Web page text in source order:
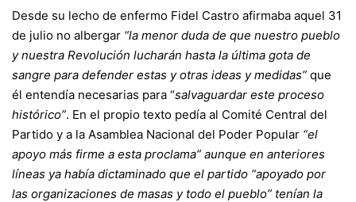
Desde su lecho de enfermo Fidel Castro afirmaba aquel 31
de julio no albergar “la menor duda de que nuestro pueblo
y nuestra Revolución lucharán hasta la última gota de
sangre para defender estas y otras ideas y medidas” que
él entendía necesarias para “salvaguardar este proceso
histórico”. En el propio texto pedía al Comité Central del
Partido y a la Asamblea Nacional del Poder Popular “el
apoyo más firme a esta proclama” aunque en anteriores
líneas ya había dictaminado que el partido “apoyado por
las organizaciones de masas y todo el pueblo” tenían la